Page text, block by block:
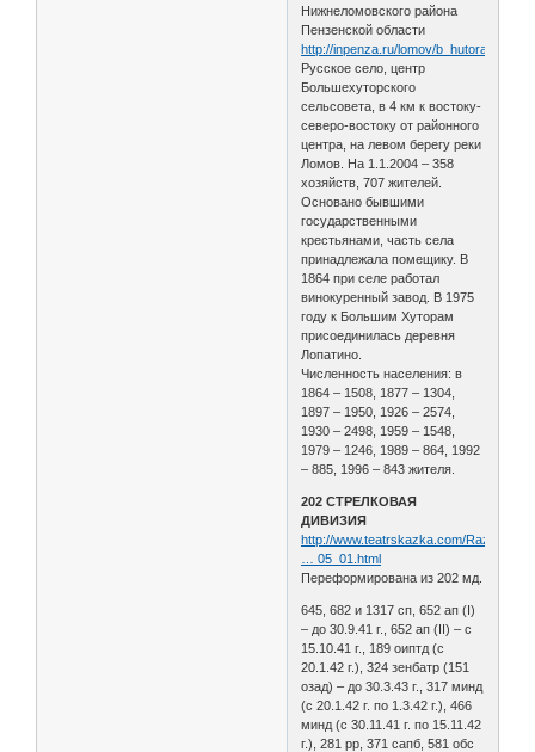
Нижнеломовского района
Пензенской области
http://inpenza.ru/lomov/b_hutora.php
Русское село, центр
Большехуторского
сельсовета, в 4 км к востоку-
северо-востоку от районного
центра, на левом берегу реки
Ломов. На 1.1.2004 – 358
хозяйств, 707 жителей.
Основано бывшими
государственными
крестьянами, часть села
принадлежала помещику. В
1864 при селе работал
винокуренный завод. В 1975
году к Большим Хуторам
присоединилась деревня
Лопатино.
Численность населения: в
1864 – 1508, 1877 – 1304,
1897 – 1950, 1926 – 2574,
1930 – 2498, 1959 – 1548,
1979 – 1246, 1989 – 864, 1992
– 885, 1996 – 843 жителя.
202 СТРЕЛКОВАЯ
ДИВИЗИЯ
http://www.teatrskazka.com/Raznoe/
… 05_01.html
Переформирована из 202 мд.
645, 682 и 1317 сп, 652 ап (I)
– до 30.9.41 г., 652 ап (II) – с
15.10.41 г., 189 оиптд (с
20.1.42 г.), 324 зенбатр (151
озад) – до 30.3.43 г., 317 минд
(с 20.1.42 г. по 1.3.42 г.), 466
минд (с 30.11.41 г. по 15.11.42
г.), 281 рр, 371 сапб, 581 обс